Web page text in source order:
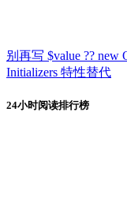
别再写 $value ?? new
Initializers 特性替代
24小时阅读排行榜